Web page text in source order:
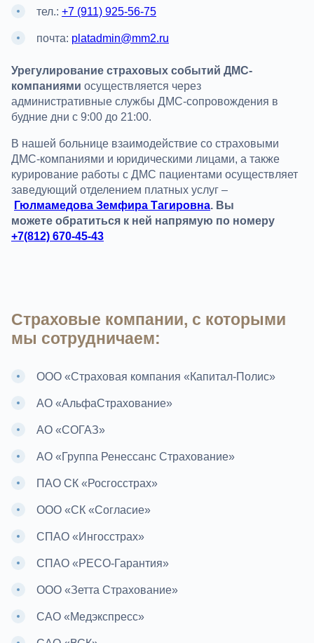
тел.: +7 (911) 925-56-75
почта: platadmin@mm2.ru
Урегулирование страховых событий ДМС-
компаниями осуществляется через
административные службы ДМС-сопровождения в
будние дни с 9:00 до 21:00.
В нашей больнице взаимодействие со страховыми
ДМС-компаниями и юридическими лицами, а также
курирование работы с ДМС пациентами осуществляет
заведующий отделением платных услуг –
Гюлмамедова Земфира Тагировна. Вы
можете обратиться к ней напрямую по номеру
+7(812) 670-45-43
Страховые компании, с которыми
мы сотрудничаем:
ООО «Страховая компания «Капитал-Полис»
АО «АльфаСтрахование»
АО «СОГАЗ»
АО «Группа Ренессанс Страхование»
ПАО СК «Росгосстрах»
ООО «СК «Согласие»
СПАО «Ингосстрах»
СПАО «РЕСО-Гарантия»
ООО «Зетта Страхование»
САО «Медэкспресc»